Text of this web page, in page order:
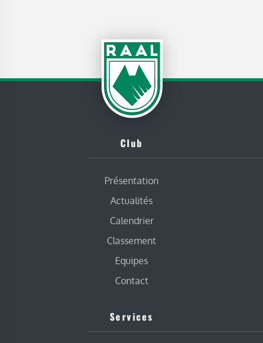
Club
Présentation
Actualités
Calendrier
Classement
Equipes
Contact
Services